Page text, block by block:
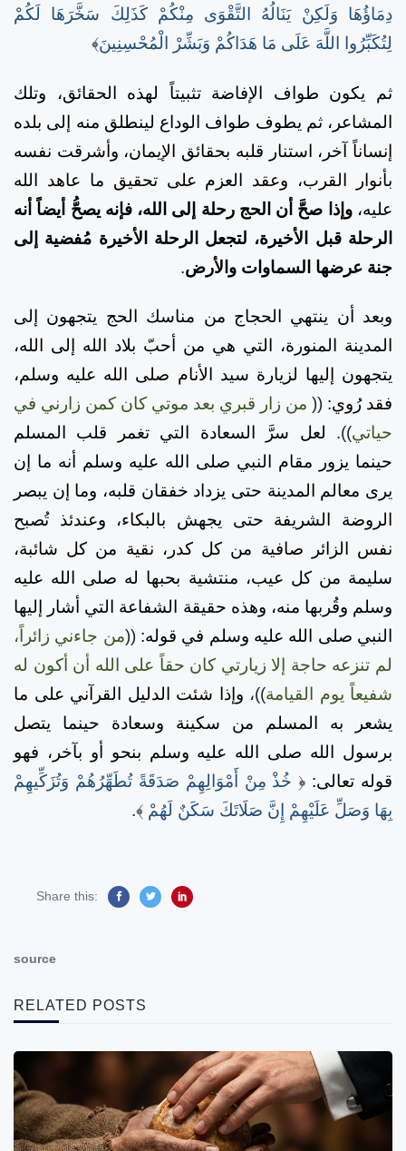
دِمَاؤُهَا وَلَكِنْ يَنَالُهُ التَّقْوَى مِنْكُمْ كَذَلِكَ سَخَّرَهَا لَكُمْ
لِتُكَبِّرُوا اللَّهَ عَلَى مَا هَدَاكُمْ وَبَشِّرْ الْمُحْسِنِينَ﴾
ثم يكون طواف الإفاضة تثبيتاً لهذه الحقائق، وتلك
المشاعر، ثم يطوف طواف الوداع لينطلق منه إلى بلده
إنساناً آخر، استنار قلبه بحقائق الإيمان، وأشرقت نفسه
بأنوار القرب، وعقد العزم على تحقيق ما عاهد الله
عليه،وإذا صحَّ أن الحج رحلة إلى الله، فإنه يصحُّ أيضاً أنه
الرحلة قبل الأخيرة، لتجعل الرحلة الأخيرة مُفضية إلى
جنة عرضها السماوات والأرض.
وبعد أن ينتهي الحجاج من مناسك الحج يتجهون إلى
المدينة المنورة، التي هي من أحبّ بلاد الله إلى الله،
يتجهون إليها لزيارة سيد الأنام صلى الله عليه وسلم،
فقد رُوي: (( من زار قبري بعد موتي كان كمن زارني في
حياتي)). لعل سرَّ السعادة التي تغمر قلب المسلم
حينما يزور مقام النبي صلى الله عليه وسلم أنه ما إن
يرى معالم المدينة حتى يزداد خفقان قلبه، وما إن يبصر
الروضة الشريفة حتى يجهش بالبكاء، وعندئذ تُصبح
نفس الزائر صافية من كل كدر، نقية من كل شائبة،
سليمة من كل عيب، منتشية بحبها له صلى الله عليه
وسلم وقُربها منه، وهذه حقيقة الشفاعة التي أشار إليها
النبي صلى الله عليه وسلم في قوله:((من جاءني زائراً،
لم تنزعه حاجة إلا زيارتي كان حقاً على الله أن أكون له
شفيعاً يوم القيامة))، وإذا شئت الدليل القرآني على ما
يشعر به المسلم من سكينة وسعادة حينما يتصل
برسول الله صلى الله عليه وسلم بنحو أو بآخر، فهو
قوله تعالى: ﴿ خُذْ مِنْ أَمْوَالِهِمْ صَدَقَةً تُطَهِّرُهُمْ وَتُزَكِّيهِمْ
بِهَا وَصَلِّ عَلَيْهِمْ إِنَّ صَلَاتَكَ سَكَنٌ لَهُمْ ﴾.
Share this:
source
RELATED POSTS